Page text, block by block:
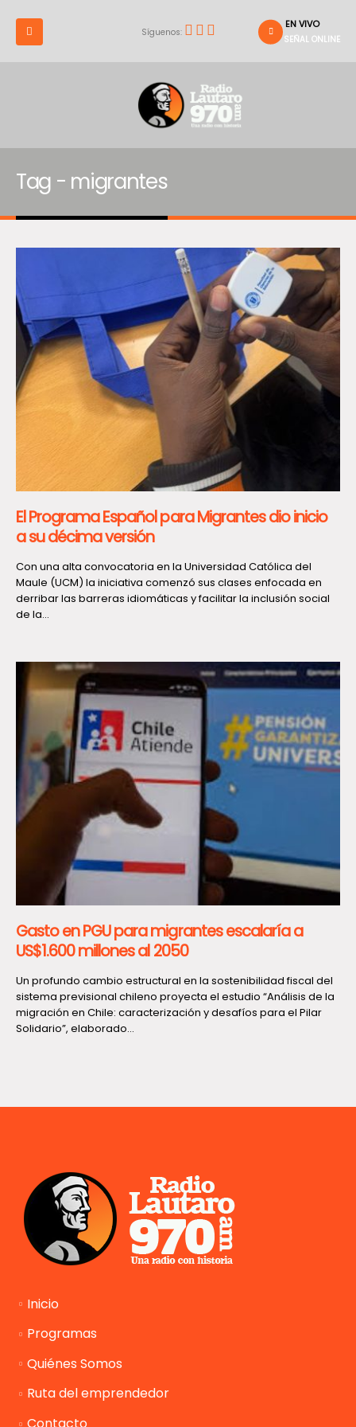
Síguenos:
EN VIVO
SEÑAL ONLINE
Tag - migrantes
El Programa Español para Migrantes dio inicio
a su décima versión
Con una alta convocatoria en la Universidad Católica del
Maule (UCM) la iniciativa comenzó sus clases enfocada en
derribar las barreras idiomáticas y facilitar la inclusión social
de la...
Gasto en PGU para migrantes escalaría a
US$1.600 millones al 2050
Un profundo cambio estructural en la sostenibilidad fiscal del
sistema previsional chileno proyecta el estudio “Análisis de la
migración en Chile: caracterización y desafíos para el Pilar
Solidario”, elaborado...
Inicio
Programas
Quiénes Somos
Ruta del emprendedor